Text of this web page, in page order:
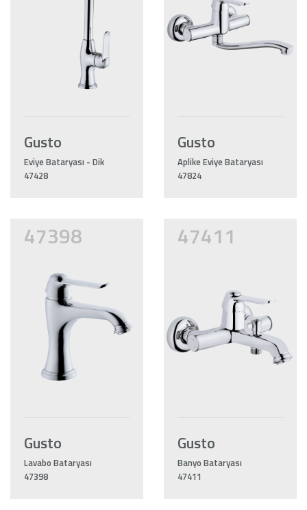
Gusto
Eviye Bataryası - Dik
47428
Gusto
Aplike Eviye Bataryası
47824
47398
Gusto
Lavabo Bataryası
47398
47411
Gusto
Banyo Bataryası
47411